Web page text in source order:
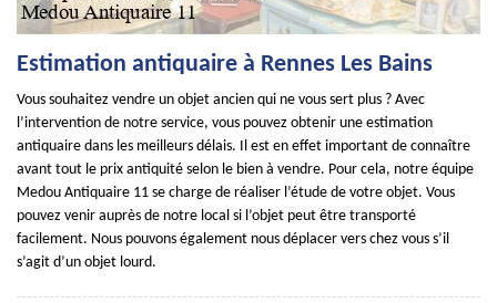
Estimation antiquaire à Rennes Les Bains
Vous souhaitez vendre un objet ancien qui ne vous sert plus ? Avec
l’intervention de notre service, vous pouvez obtenir une estimation
antiquaire dans les meilleurs délais. Il est en effet important de connaître
avant tout le prix antiquité selon le bien à vendre. Pour cela, notre équipe
Medou Antiquaire 11 se charge de réaliser l’étude de votre objet. Vous
pouvez venir auprès de notre local si l’objet peut être transporté
facilement. Nous pouvons également nous déplacer vers chez vous s’il
s’agit d’un objet lourd.